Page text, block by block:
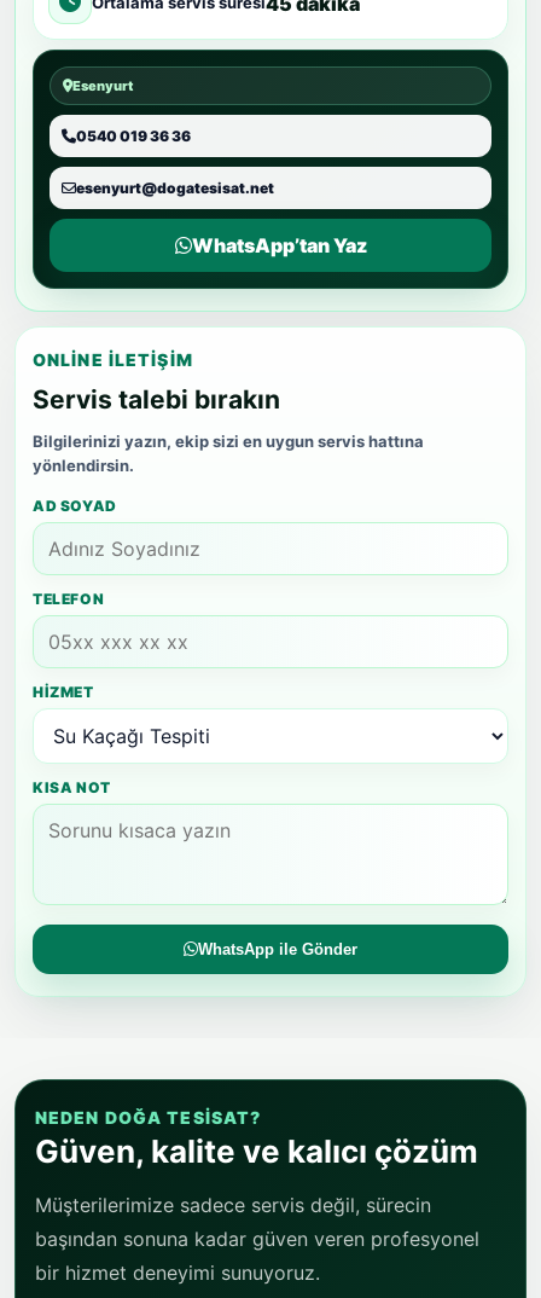
Esenyurt
0540 019 36 36
esenyurt@dogatesisat.net
WhatsApp’tan Yaz
ONLINE İLETIŞIM
Servis talebi bırakın
Bilgilerinizi yazın, ekip sizi en uygun servis hattına
yönlendirsin.
AD SOYAD
TELEFON
HIZMET
KISA NOT
WhatsApp ile Gönder
NEDEN DOĞA TESISAT?
Güven, kalite ve kalıcı çözüm
Müşterilerimize sadece servis değil, sürecin
başından sonuna kadar güven veren profesyonel
bir hizmet deneyimi sunuyoruz.